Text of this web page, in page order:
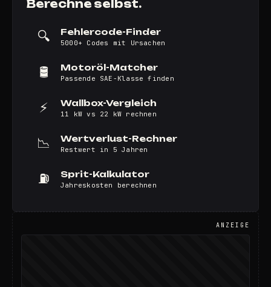
Berechne selbst.
🔍 Fehlercode-Finder
5000+ Codes mit Ursachen
🛢️ Motoröl-Matcher
Passende SAE-Klasse finden
⚡ Wallbox-Vergleich
11 kW vs 22 kW rechnen
📉 Wertverlust-Rechner
Restwert in 5 Jahren
⛽ Sprit-Kalkulator
Jahreskosten berechnen
ANZEIGE